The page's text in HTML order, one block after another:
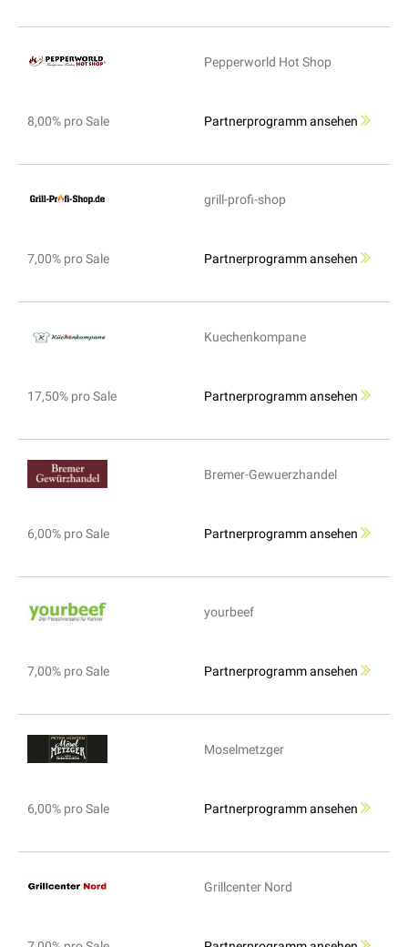
Pepperworld Hot Shop
8,00% pro Sale Partnerprogramm ansehen
grill-profi-shop
7,00% pro Sale Partnerprogramm ansehen
Kuechenkompane
17,50% pro Sale Partnerprogramm ansehen
Bremer-Gewuerzhandel
6,00% pro Sale Partnerprogramm ansehen
yourbeef
7,00% pro Sale Partnerprogramm ansehen
Moselmetzger
6,00% pro Sale Partnerprogramm ansehen
Grillcenter Nord